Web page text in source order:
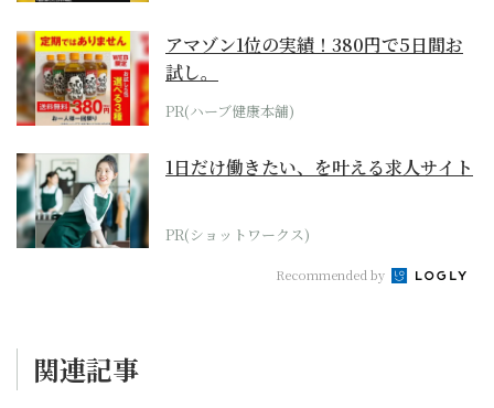
アマゾン1位の実績！380円で5日間お
試し。
PR(ハーブ健康本舗)
1日だけ働きたい、を叶える求人サイト
PR(ショットワークス)
Recommended by
関連記事